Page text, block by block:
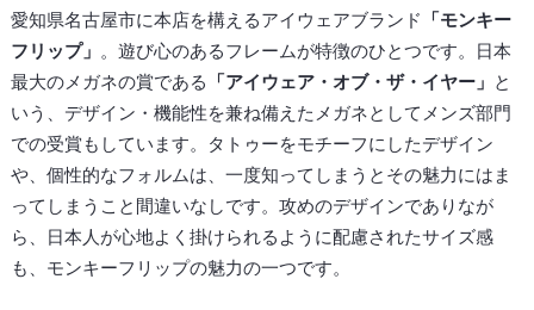
愛知県名古屋市に本店を構えるアイウェアブランド
「モンキー
フリップ」 。遊び心のあるフレームが特徴のひとつです。日本
最大のメガネの賞である
「アイウェア・オブ・ザ・イヤー」 と
いう、デザイン・機能性を兼ね備えたメガネとしてメンズ部門
での受賞もしています。タトゥーをモチーフにしたデザイン
や、個性的なフォルムは、一度知ってしまうとその魅力にはま
ってしまうこと間違いなしです。攻めのデザインでありなが
ら、日本人が心地よく掛けられるように配慮されたサイズ感
も、モンキーフリップの魅力の一つです。